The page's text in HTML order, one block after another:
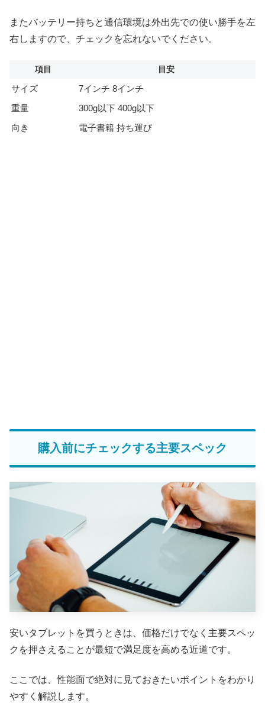
またバッテリー持ちと通信環境は外出先での使い勝手を左
右しますので、チェックを忘れないでください。
項目 目安
サイズ
7インチ 8インチ
重量
300g以下 400g以下
向き
電子書籍 持ち運び
購入前にチェックする主要スペック
安いタブレットを買うときは、価格だけでなく主要スペッ
クを押さえることが最短で満足度を高める近道です。
ここでは、性能面で絶対に見ておきたいポイントをわかり
やすく解説します。